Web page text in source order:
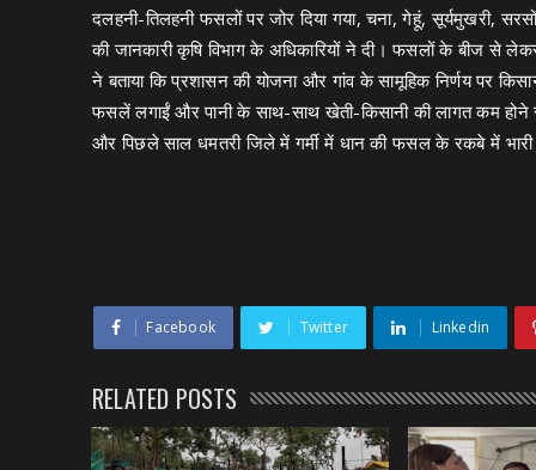
दलहनी-तिलहनी फसलों पर जोर दिया गया, चना, गेहूं, सूर्यमुखरी,
की जानकारी कृषि विभाग के अधिकारियों ने दी। फसलों के बीज से
ने बताया कि प्रशासन की योजना और गांव के सामूहिक निर्णय पर
फसलें लगाईं और पानी के साथ-साथ खेती-किसानी की लागत कम
और पिछले साल धमतरी जिले में गर्मी में धान की फसल के रकबे में
Facebook Twitter Linkedin
RELATED POSTS